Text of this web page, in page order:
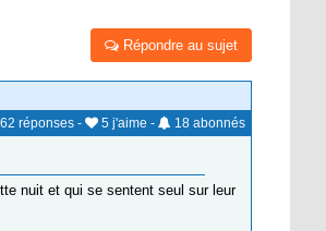
Répondre au sujet
réponses - 5 j'aime - 18 abonnés
nuit et qui se sentent seul sur leur